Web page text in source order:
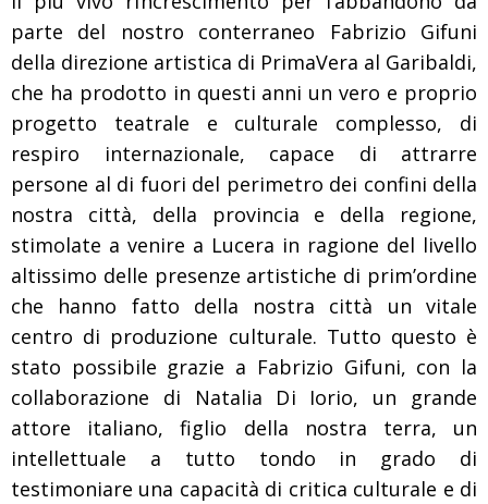
parte del nostro conterraneo Fabrizio Gifuni
della direzione artistica di PrimaVera al Garibaldi,
che ha prodotto in questi anni un vero e proprio
progetto teatrale e culturale complesso, di
respiro internazionale, capace di attrarre
persone al di fuori del perimetro dei confini della
nostra città, della provincia e della regione,
stimolate a venire a Lucera in ragione del livello
altissimo delle presenze artistiche di prim’ordine
che hanno fatto della nostra città un vitale
centro di produzione culturale. Tutto questo è
stato possibile grazie a Fabrizio Gifuni, con la
collaborazione di Natalia Di Iorio, un grande
attore italiano, figlio della nostra terra, un
intellettuale a tutto tondo in grado di
testimoniare una capacità di critica culturale e di